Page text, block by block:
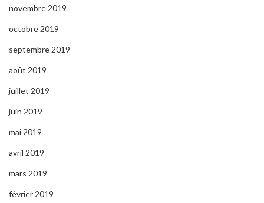
novembre 2019
octobre 2019
septembre 2019
août 2019
juillet 2019
juin 2019
mai 2019
avril 2019
mars 2019
février 2019